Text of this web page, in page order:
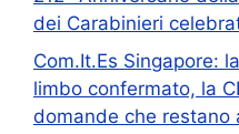
dei Carabinieri
Com.It.Es Singapore:
limbo confermato, la
domande che restano